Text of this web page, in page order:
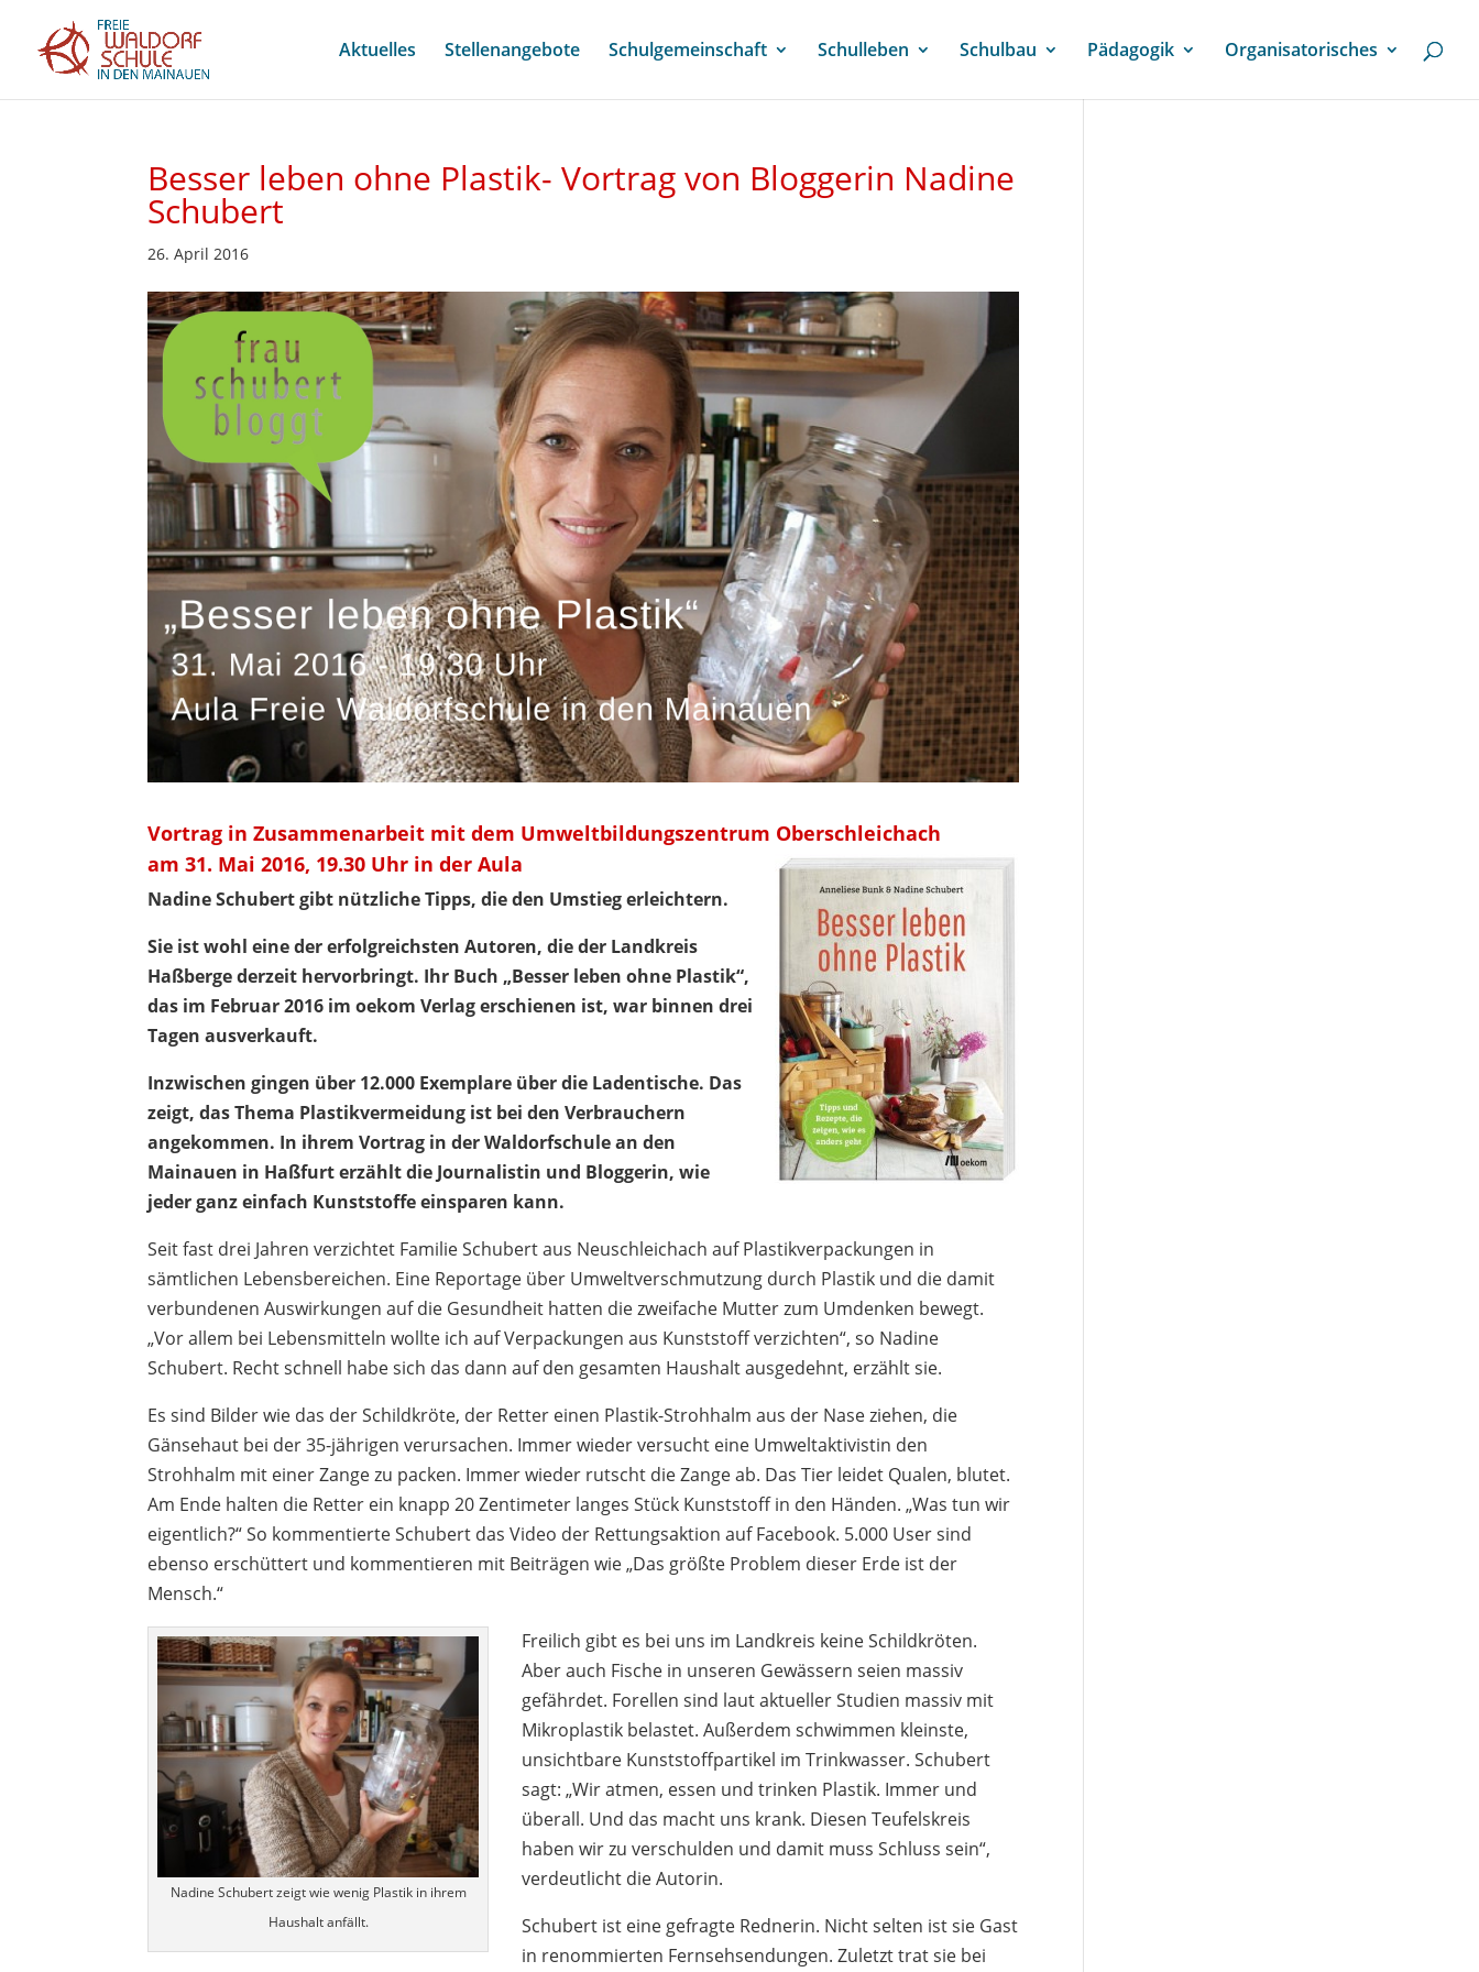
Aktuelles Stellenangebote Schulgemeinschaft Schulleben Schulbau Pädagogik Organisatorisches
Besser leben ohne Plastik- Vortrag von Bloggerin Nadine
Schubert
26. April 2016
Vortrag in Zusammenarbeit mit dem Umweltbildungszentrum Oberschleichach
am 31. Mai 2016, 19.30 Uhr in der Aula
Nadine Schubert gibt nützliche Tipps, die den Umstieg erleichtern.
Sie ist wohl eine der erfolgreichsten Autoren, die der Landkreis
Haßberge derzeit hervorbringt. Ihr Buch „Besser leben ohne Plastik“,
das im Februar 2016 im oekom Verlag erschienen ist, war binnen drei
Tagen ausverkauft.
Inzwischen gingen über 12.000 Exemplare über die Ladentische. Das
zeigt, das Thema Plastikvermeidung ist bei den Verbrauchern
angekommen. In ihrem Vortrag in der Waldorfschule an den
Mainauen in Haßfurt erzählt die Journalistin und Bloggerin, wie
jeder ganz einfach Kunststoffe einsparen kann.
Seit fast drei Jahren verzichtet Familie Schubert aus Neuschleichach auf Plastikverpackungen in
sämtlichen Lebensbereichen. Eine Reportage über Umweltverschmutzung durch Plastik und die damit
verbundenen Auswirkungen auf die Gesundheit hatten die zweifache Mutter zum Umdenken bewegt.
„Vor allem bei Lebensmitteln wollte ich auf Verpackungen aus Kunststoff verzichten“, so Nadine
Schubert. Recht schnell habe sich das dann auf den gesamten Haushalt ausgedehnt, erzählt sie.
Es sind Bilder wie das der Schildkröte, der Retter einen Plastik-Strohhalm aus der Nase ziehen, die
Gänsehaut bei der 35-jährigen verursachen. Immer wieder versucht eine Umweltaktivistin den
Strohhalm mit einer Zange zu packen. Immer wieder rutscht die Zange ab. Das Tier leidet Qualen, blutet.
Am Ende halten die Retter ein knapp 20 Zentimeter langes Stück Kunststoff in den Händen. „Was tun wir
eigentlich?“ So kommentierte Schubert das Video der Rettungsaktion auf Facebook. 5.000 User sind
ebenso erschüttert und kommentieren mit Beiträgen wie „Das größte Problem dieser Erde ist der
Mensch.“
Nadine Schubert zeigt wie wenig Plastik in ihrem
Haushalt anfällt.
Freilich gibt es bei uns im Landkreis keine Schildkröten.
Aber auch Fische in unseren Gewässern seien massiv
gefährdet. Forellen sind laut aktueller Studien massiv mit
Mikroplastik belastet. Außerdem schwimmen kleinste,
unsichtbare Kunststoffpartikel im Trinkwasser. Schubert
sagt: „Wir atmen, essen und trinken Plastik. Immer und
überall. Und das macht uns krank. Diesen Teufelskreis
haben wir zu verschulden und damit muss Schluss sein“,
verdeutlicht die Autorin.
Schubert ist eine gefragte Rednerin. Nicht selten ist sie Gast
in renommierten Fernsehsendungen. Zuletzt trat sie bei